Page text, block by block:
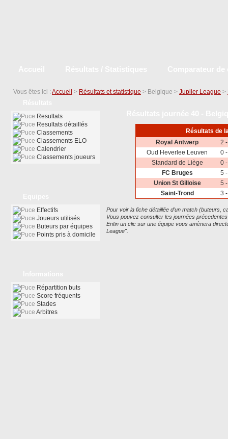
Vous êtes ici : Accueil > Résultats et statistique > Belgique > Jupiler League >
Résultats de
Royal Antwerp
2
Oud Heverlee Leuven
0
Standard de Liège
0
FC Bruges
5
Union St Gilloise
5
Saint-Trond
3
Pour voir la fiche détaillée d'un match (buteurs,
Vous pouvez consulter les journées
Enfin un clic sur une équipe vous amènera
League".
Resultats
Resultats détaillés
Classements
Classements ELO
Calendrier
Classements joueurs
Effectifs
Joueurs utilisés
Buteurs par équipes
Points pris à domicile
Répartition buts
Score fréquents
Stades
Arbitres